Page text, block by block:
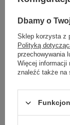
Internetowa
Hurt odzieży
Dbamy o
Sklep korzysta z
Polityką
przechowywania
Więcej informacji
znaleźć także na